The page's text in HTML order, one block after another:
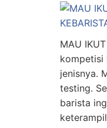
MAU
kompetisi
jenisnya.
testing.
barista